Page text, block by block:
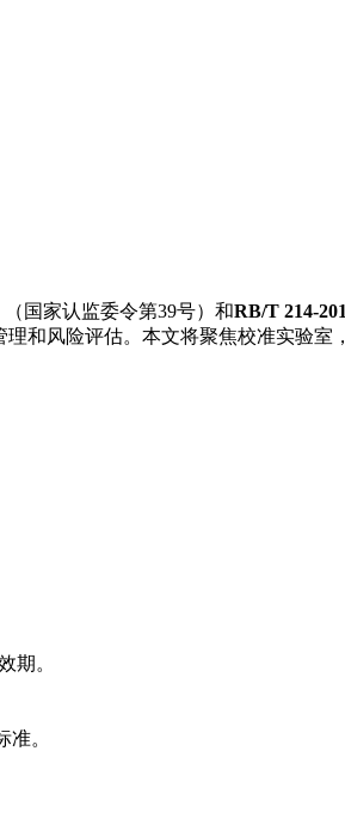
国家认监委令第39号）和RB/T 214-
和风险评估。本文将聚焦校准实验室
期。
。